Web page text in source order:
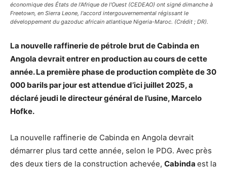
économique des États de l'Afrique de l'Ouest (CEDEAO) ont signé dimanche à
Freetown, en Sierra Leone, l'accord intergouvernemental régissant le
développement du gazoduc africain atlantique Nigeria-Maroc. (Crédit ; DR).
La nouvelle raffinerie de pétrole brut de Cabinda en
Angola devrait entrer en production au cours de cette
année. La première phase de production complète de 30
000 barils par jour est attendue d’ici juillet 2025, a
déclaré jeudi le directeur général de l’usine, Marcelo
Hofke.
La nouvelle raffinerie de Cabinda en Angola devrait
démarrer plus tard cette année, selon le PDG. Avec près
des deux tiers de la construction achevée, Cabinda est la